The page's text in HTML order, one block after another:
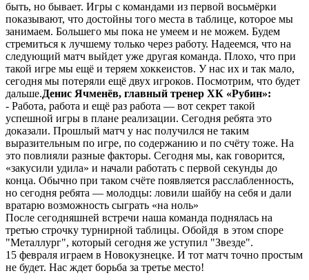
быть, но бывает. Игры с командами из первой восьмёрки
показывают, что достойны того места в таблице, которое мы
занимаем. Большего мы пока не умеем и не можем. Будем
стремиться к лучшему только через работу. Надеемся, что на
следующий матч выйдет уже другая команда. Плохо, что при
такой игре мы ещё и теряем хоккеистов. У нас их и так мало,
сегодня мы потеряли ещё двух игроков. Посмотрим, что будет
дальше.Денис Ячменёв, главный тренер ХК «Рубин»:
- Работа, работа и ещё раз работа — вот секрет такой
успешной игры в плане реализации. Сегодня ребята это
доказали. Прошлый матч у нас получился не таким
выразительным по игре, по содержанию и по счёту тоже. На
это повлияли разные факторы. Сегодня мы, как говорится,
«закусили удила» и начали работать с первой секунды до
конца. Обычно при таком счёте появляется расслабленность,
но сегодня ребята — молодцы: ловили шайбу на себя и дали
вратарю возможность сыграть «на ноль»
После сегодняшней встречи наша команда поднялась на
третью строчку турнирной таблицы. Обойдя в этом споре
"Металлург", который сегодня же уступил "Звезде".
15 февраля играем в Новокузнецке. И тот матч точно простым
не будет. Нас ждет борьба за третье место!